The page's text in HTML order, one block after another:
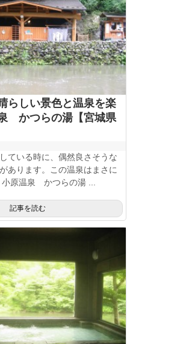
らしい景色と温泉を楽
かつらの湯【宮城県
ている時に、偶然良さそうな
あります。この温泉はまさに
原温泉 かつらの湯 ...
記事を読む